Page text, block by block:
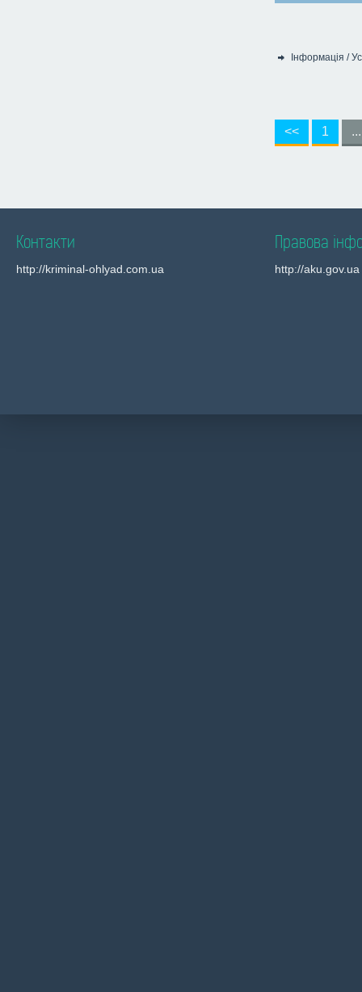
Інформація /
<< 1 ...
Контакти
http://kriminal-ohlyad.com.ua
Правова
http://aku.gov.ua